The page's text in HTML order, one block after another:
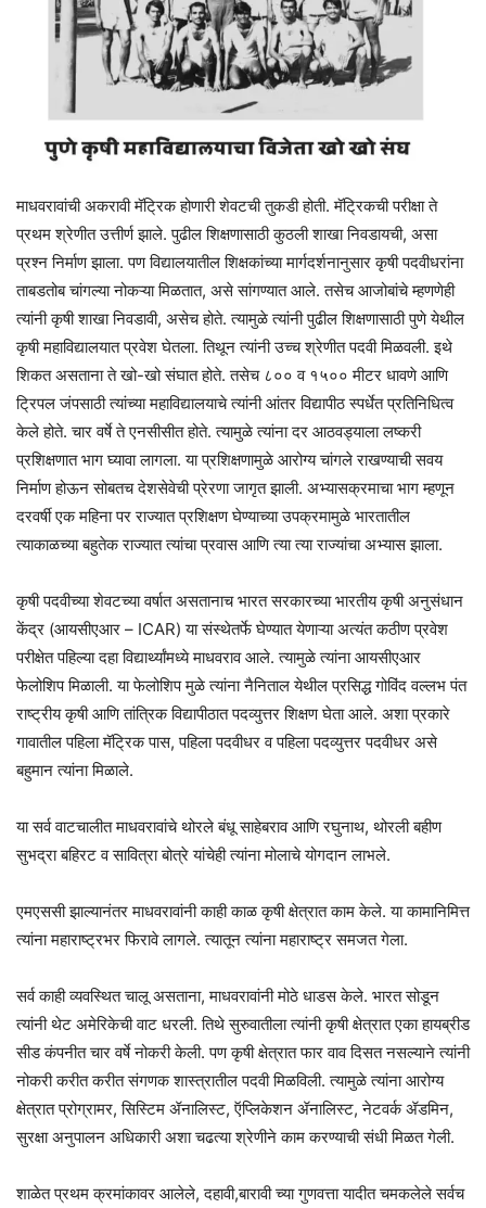
माधवरावांची अकरावी मॅट्रिक होणारी शेवटची तुकडी होती. मॅट्रिकची परीक्षा ते
प्रथम श्रेणीत उत्तीर्ण झाले. पुढील शिक्षणासाठी कुठली शाखा निवडायची, असा
प्रश्न निर्माण झाला. पण विद्यालयातील शिक्षकांच्या मार्गदर्शनानुसार कृषी पदवीधरांना
ताबडतोब चांगल्या नोकऱ्या मिळतात, असे सांगण्यात आले. तसेच आजोबांचे म्हणणेही
त्यांनी कृषी शाखा निवडावी, असेच होते. त्यामुळे त्यांनी पुढील शिक्षणासाठी पुणे येथील
कृषी महाविद्यालयात प्रवेश घेतला. तिथून त्यांनी उच्च श्रेणीत पदवी मिळवली. इथे
शिकत असताना ते खो-खो संघात होते. तसेच ८०० व १५०० मीटर धावणे आणि
ट्रिपल जंपसाठी त्यांच्या महाविद्यालयाचे त्यांनी आंतर विद्यापीठ स्पर्धेत प्रतिनिधित्व
केले होते. चार वर्षे ते एनसीसीत होते. त्यामुळे त्यांना दर आठवड्याला लष्करी
प्रशिक्षणात भाग घ्यावा लागला. या प्रशिक्षणामुळे आरोग्य चांगले राखण्याची सवय
निर्माण होऊन सोबतच देशसेवेची प्रेरणा जागृत झाली. अभ्यासक्रमाचा भाग म्हणून
दरवर्षी एक महिना पर राज्यात प्रशिक्षण घेण्याच्या उपक्रमामुळे भारतातील
त्याकाळच्या बहुतेक राज्यात त्यांचा प्रवास आणि त्या त्या राज्यांचा अभ्यास झाला.
कृषी पदवीच्या शेवटच्या वर्षात असतानाच भारत सरकारच्या भारतीय कृषी अनुसंधान
केंद्र (आयसीएआर – ICAR) या संस्थेतर्फे घेण्यात येणाऱ्या अत्यंत कठीण प्रवेश
परीक्षेत पहिल्या दहा विद्यार्थ्यांमध्ये माधवराव आले. त्यामुळे त्यांना आयसीएआर
फेलोशिप मिळाली. या फेलोशिप मुळे त्यांना नैनिताल येथील प्रसिद्ध गोविंद वल्लभ पंत
राष्ट्रीय कृषी आणि तांत्रिक विद्यापीठात पदव्युत्तर शिक्षण घेता आले. अशा प्रकारे
गावातील पहिला मॅट्रिक पास, पहिला पदवीधर व पहिला पदव्युत्तर पदवीधर असे
बहुमान त्यांना मिळाले.
या सर्व वाटचालीत माधवरावांचे थोरले बंधू साहेबराव आणि रघुनाथ, थोरली बहीण
सुभद्रा बहिरट व सावित्रा बोत्रे यांचेही त्यांना मोलाचे योगदान लाभले.
एमएससी झाल्यानंतर माधवरावांनी काही काळ कृषी क्षेत्रात काम केले. या कामानिमित्त
त्यांना महाराष्ट्रभर फिरावे लागले. त्यातून त्यांना महाराष्ट्र समजत गेला.
सर्व काही व्यवस्थित चालू असताना, माधवरावांनी मोठे धाडस केले. भारत सोडून
त्यांनी थेट अमेरिकेची वाट धरली. तिथे सुरुवातीला त्यांनी कृषी क्षेत्रात एका हायब्रीड
सीड कंपनीत चार वर्षे नोकरी केली. पण कृषी क्षेत्रात फार वाव दिसत नसल्याने त्यांनी
नोकरी करीत करीत संगणक शास्त्रातील पदवी मिळविली. त्यामुळे त्यांना आरोग्य
क्षेत्रात प्रोग्रामर, सिस्टिम ॲनालिस्ट, ऍप्लिकेशन ॲनालिस्ट, नेटवर्क ॲडमिन,
सुरक्षा अनुपालन अधिकारी अशा चढत्या श्रेणीने काम करण्याची संधी मिळत गेली.
शाळेत प्रथम क्रमांकावर आलेले, दहावी,बारावी च्या गुणवत्ता यादीत चमकलेले सर्वच